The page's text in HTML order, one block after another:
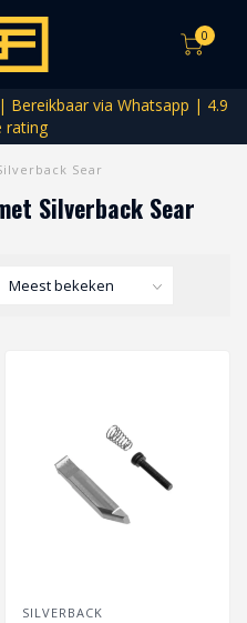
0
Bereikbaar via Whatsapp | 4.9
rating
Sear
Silverback Sear
SILVERBACK